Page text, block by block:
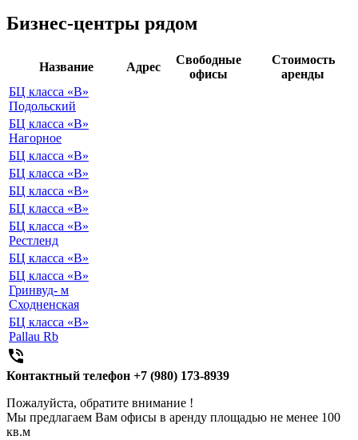
Бизнес-центры рядом
Название Адрес
Свободные
офисы
Стоимость
аренды
БЦ класса «B»
Подольский
БЦ класса «B»
Нагорное
БЦ класса «B»
БЦ класса «B»
БЦ класса «B»
БЦ класса «B»
БЦ класса «B»
Рестленд
БЦ класса «B»
БЦ класса «B»
Гринвуд- м
Сходненская
БЦ класса «B»
Pallau Rb

Контактный телефон +7 (980) 173-8939
Пожалуйста, обратите внимание !
Мы предлагаем Вам офисы в аренду площадью не менее 100
кв.м